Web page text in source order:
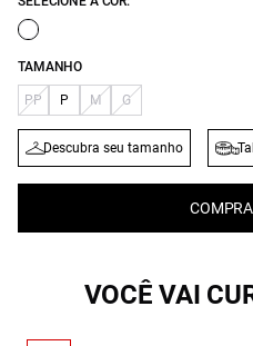
TAMANHO
PP P M G
Descubra seu tamanho
VOCÊ VAI